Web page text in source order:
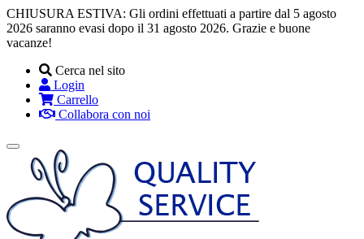
CHIUSURA ESTIVA: Gli ordini effettuati a partire dal 5 agosto
2026 saranno evasi dopo il 31 agosto 2026. Grazie e buone
vacanze!
Cerca nel sito
Login
Carrello
Collabora con noi
Toggle
navigation